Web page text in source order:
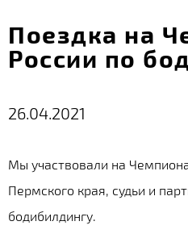
Поездка на
России по
26.04.2021
Мы участвовали на
Пермского края, судьи и
бодибилдингу.